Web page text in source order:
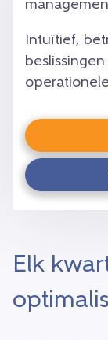
Intuïtief,
Elk